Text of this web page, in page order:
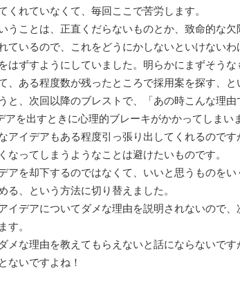
くれていなくて、毎回ここで苦労します。
うことは、正直くだらないものとか、致命的な欠
ているので、これをどうにかしないといけないわ
はずすようにしていました。明らかにまずそう
、ある程度数が残ったところで採用案を探す、と
と、次回以降のブレストで、「あの時こんな理由
を出すときに心理的ブレーキがかかってしまい
アイデアもある程度引っ張り出してくれるのです
なってしまうようなことは避けたいものです。
アを却下するのではなくて、いいと思うものをい
る、という方法に切り替えました。
イデアについてダメな理由を説明されないので
。
メな理由を教えてもらえないと話にならないで
ないですよね！